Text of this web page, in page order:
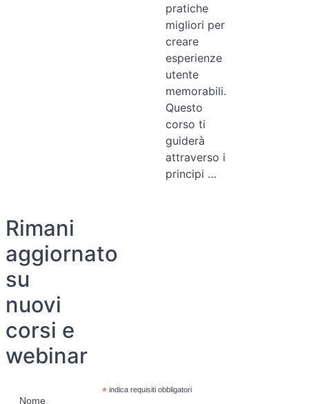
pratiche
migliori per
creare
esperienze
utente
memorabili.
Questo
corso ti
guiderà
attraverso i
principi …
Rimani
aggiornato
su
nuovi
corsi e
webinar
*indica requisiti obbligatori
Nome